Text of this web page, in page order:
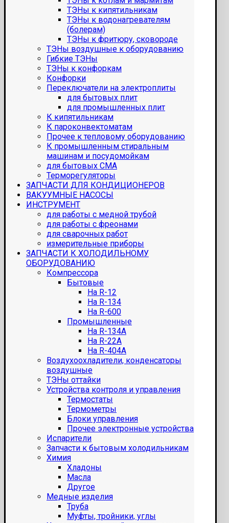
ТЭНы к кипятильникам
ТЭНы к водонагревателям
(болерам)
ТЭНы к фритюру, сковороде
ТЭНы воздушные к оборудованию
Гибкие ТЭНы
ТЭНы к конфоркам
Конфорки
Переключатели на электроплиты
для бытовых плит
для промышленных плит
К кипятильникам
К пароконвектоматам
Прочее к тепловому оборудованию
К промышленным стиральным
машинам и посудомойкам
для бытовых СМА
Терморегуляторы
ЗАПЧАСТИ ДЛЯ КОНДИЦИОНЕРОВ
ВАКУУМНЫЕ НАСОСЫ
ИНСТРУМЕНТ
для работы с медной трубой
для работы с фреонами
для сварочных работ
измерительные приборы
ЗАПЧАСТИ К ХОЛОДИЛЬНОМУ
ОБОРУДОВАНИЮ
Компрессора
Бытовые
На R-12
На R-134
На R-600
Промышленные
На R-134A
На R-22A
На R-404A
Воздухоохладители, конденсаторы
воздушные
ТЭНы оттайки
Устройства контроля и управления
Термостаты
Термометры
Блоки управления
Прочее электронные устройства
Испарители
Запчасти к бытовым холодильникам
Химия
Хладоны
Масла
Другое
Медные изделия
Труба
Муфты, тройники, углы